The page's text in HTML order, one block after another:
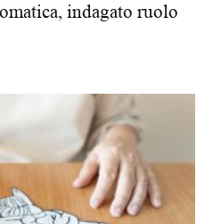
indagato ruolo